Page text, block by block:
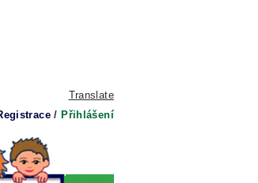
Translate
/ Přihlášení